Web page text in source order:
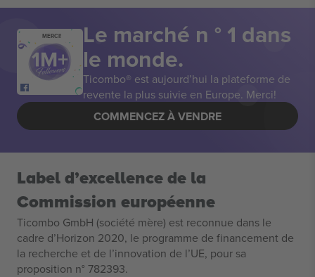
MERCI! Le marché n ° 1 dans
le monde.
Ticombo® est aujourd’hui la plateforme de
revente la plus suivie en Europe. Merci!
COMMENCEZ À VENDRE
Label d’excellence de la
Commission européenne
Ticombo GmbH (société mère) est reconnue dans le
cadre d’Horizon 2020, le programme de financement de
la recherche et de l’innovation de l’UE, pour sa
proposition n° 782393.